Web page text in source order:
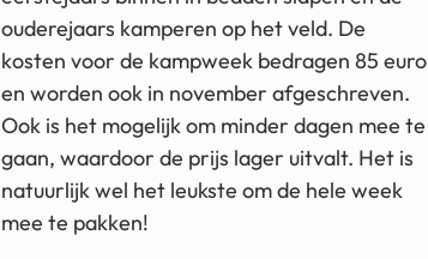
ouderejaars kamperen op het veld. De
kosten voor de kampweek bedragen 85 euro
en worden ook in november afgeschreven.
Ook is het mogelijk om minder dagen mee te
gaan, waardoor de prijs lager uitvalt. Het is
natuurlijk wel het leukste om de hele week
mee te pakken!